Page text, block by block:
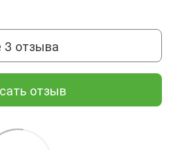
отзыва
отзыв